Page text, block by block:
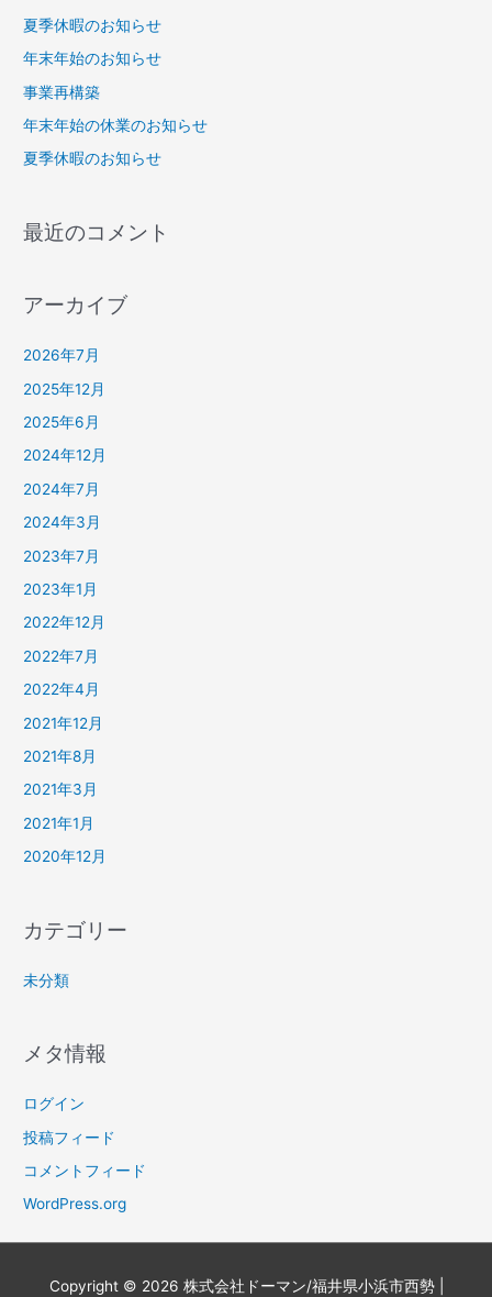
夏季休暇のお知らせ
年末年始のお知らせ
事業再構築
年末年始の休業のお知らせ
夏季休暇のお知らせ
最近のコメント
アーカイブ
2026年7月
2025年12月
2025年6月
2024年12月
2024年7月
2024年3月
2023年7月
2023年1月
2022年12月
2022年7月
2022年4月
2021年12月
2021年8月
2021年3月
2021年1月
2020年12月
カテゴリー
未分類
メタ情報
ログイン
投稿フィード
コメントフィード
WordPress.org
Copyright © 2026 株式会社ドーマン/福井県小浜市西勢|